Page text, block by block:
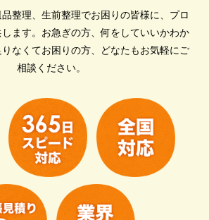
整理、生前整理でお困りの皆様に、プロ
ます。 お急ぎの方、何をしていいかわか
なくてお困りの方、どなたもお気軽にご
相談ください。